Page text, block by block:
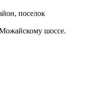
поселок
шоссе.